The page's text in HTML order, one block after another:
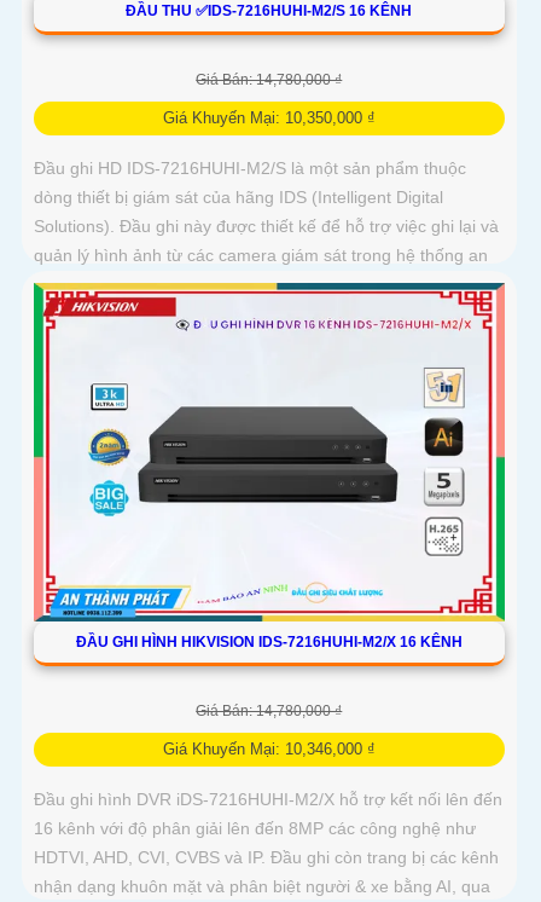
ĐẦU THU ✅IDS-7216HUHI-M2/S 16 KÊNH
Giá Bán: 14,780,000 ₫
Giá Khuyến Mại: 10,350,000 ₫
Đầu ghi HD IDS-7216HUHI-M2/S là một sản phẩm thuộc
dòng thiết bị giám sát của hãng IDS (Intelligent Digital
Solutions). Đầu ghi này được thiết kế để hỗ trợ việc ghi lại và
quản lý hình ảnh từ các camera giám sát trong hệ thống an
ninh
ĐẦU GHI HÌNH HIKVISION IDS-7216HUHI-M2/X 16 KÊNH
Giá Bán: 14,780,000 ₫
Giá Khuyến Mại: 10,346,000 ₫
Đầu ghi hình DVR iDS-7216HUHI-M2/X hỗ trợ kết nối lên đến
16 kênh với độ phân giải lên đến 8MP các công nghệ như
HDTVI, AHD, CVI, CVBS và IP. Đầu ghi còn trang bị các kênh
nhận dạng khuôn mặt và phân biệt người & xe bằng AI, qua